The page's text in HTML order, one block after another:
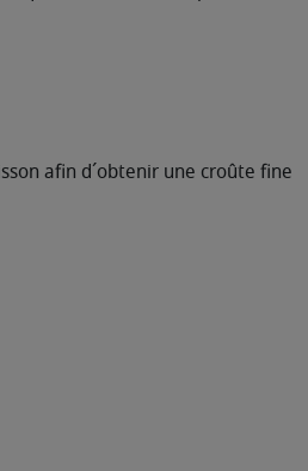
afin d´obtenir une croûte fine